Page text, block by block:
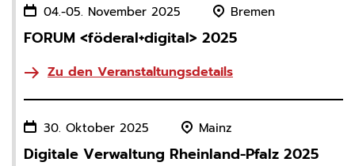
FORUM <föderal+digital> 2025
04.-05. November 2025 Bremen
Zu den Veranstaltungsdetails
Digitale Verwaltung Rheinland-Pfalz 2025
30. Oktober 2025 Mainz
Matomo
Zweck:
Matomo ist ein Open Source-Webanalysedienst. Die
die erfassten Daten werden nicht automatisch mit
13 Monate